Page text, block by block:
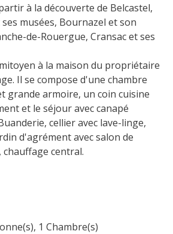
de
de
du
et
à la découverte de Belcastel,
musées, Bournazel et son
de-Rouergue, Cransac et ses
à la maison du propriétaire
Il se compose d'une chambre
grande armoire, un coin cuisine
et le séjour avec canapé
cellier avec lave-linge,
d'agrément avec salon de
central.
1 Chambre(s)